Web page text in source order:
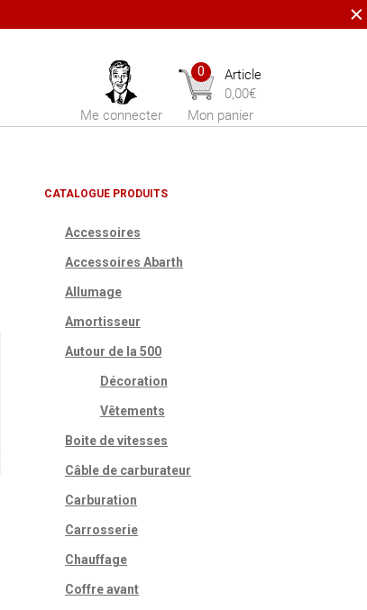
Me connecter
0
Article
0,00€
Mon panier
CATALOGUE PRODUITS
Accessoires
Accessoires Abarth
Allumage
Amortisseur
Autour de la 500
Décoration
Vêtements
Boite de vitesses
Câble de carburateur
Carburation
Carrosserie
Chauffage
Coffre avant